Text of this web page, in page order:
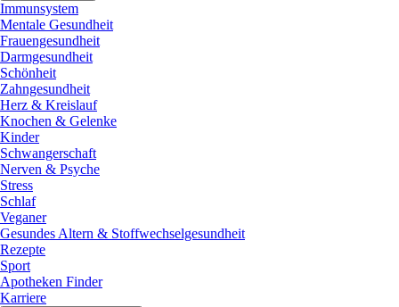
Immunsystem
Mentale Gesundheit
Frauengesundheit
Darmgesundheit
Schönheit
Zahngesundheit
Herz & Kreislauf
Knochen & Gelenke
Kinder
Schwangerschaft
Nerven & Psyche
Stress
Schlaf
Veganer
Gesundes Altern & Stoffwechselgesundheit
Rezepte
Sport
Apotheken Finder
Karriere